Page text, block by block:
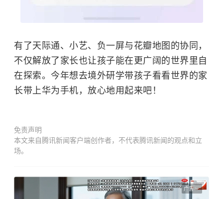
有了天际通、小艺、负一屏与花瓣地图的协同，
不仅解放了家长也让孩子能在更广阔的世界里自
在探索。今年想去境外研学带孩子看看世界的家
长带上华为手机，放心地用起来吧！
免责声明
本文来自腾讯新闻客户端创作者，不代表腾讯新闻的观点和立
场。
广告